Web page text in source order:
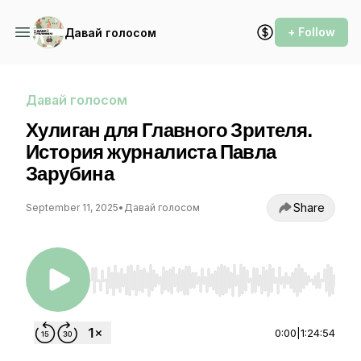
Давай голосом + Follow
Давай голосом
Хулиган для Главного Зрителя.
История журналиста Павла
Зарубина
September 11, 2025• Давай голосом Share
Use Left/Right to seek, Home/End to jump to
0:00 1:24:54